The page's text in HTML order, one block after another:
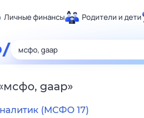
Личные финансы Родители и дети
мсфо, gaap»
(МСФО 17)